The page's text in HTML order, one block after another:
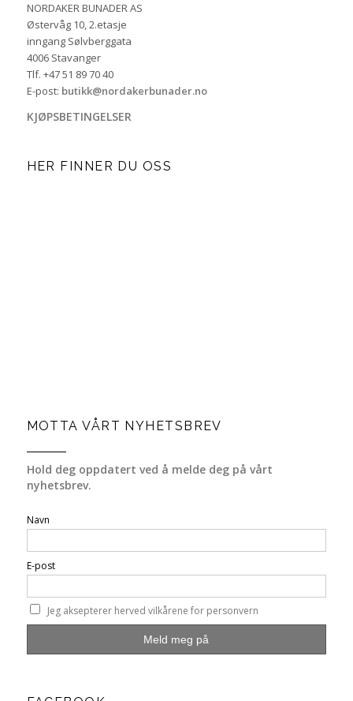
NORDAKER BUNADER AS
Østervåg 10, 2.etasje
inngang Sølvberggata
4006 Stavanger
Tlf. +47 51 89 70 40
E-post: butikk@nordakerbunader.no
KJØPSBETINGELSER
HER FINNER DU OSS
MOTTA VÅRT NYHETSBREV
Hold deg oppdatert ved å melde deg på vårt
nyhetsbrev.
Navn
E-post
Jeg aksepterer herved vilkårene for personvern